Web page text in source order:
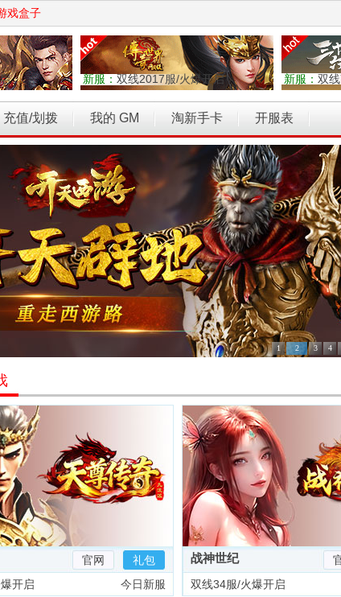
戏盒子
新服： 双线2017服/火爆开启 新服： 双
充值/划拨 我的 GM 淘新手卡 开服表
权力的游戏
1 2 3 4
官网
礼包
今日新服
开启
战神世纪
双线34服/火爆开启